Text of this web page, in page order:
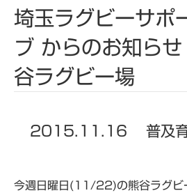
埼玉ラグビーサポ
ブ からのお知ら
谷ラグビー場
2015.11.16 普及
今週日曜日(11/22)の熊谷ラグビ